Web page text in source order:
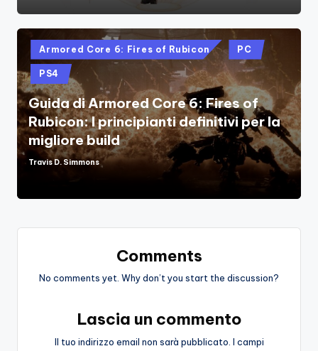
Posted
in
Armored Core 6: Fires of Rubicon PC
PS4
Guida di Armored Core 6: Fires of
Rubicon: I principianti definitivi per la
migliore build
Posted
Travis D. Simmons
Comments
No comments yet. Why don’t you start the discussion?
Lascia un commento
Il tuo indirizzo email non sarà pubblicato. I campi